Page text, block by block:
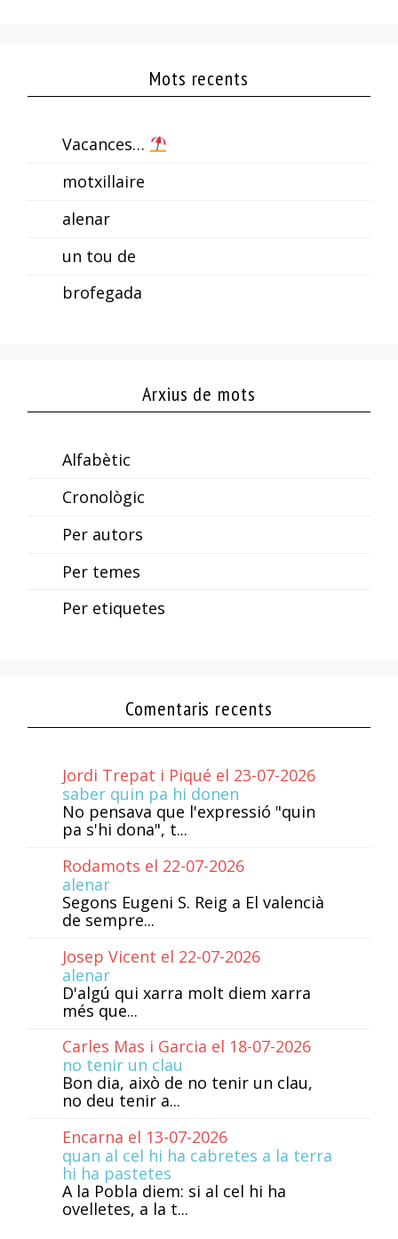
Mots recents
Vacances…
motxillaire
alenar
un tou de
brofegada
Arxius de mots
Alfabètic
Cronològic
Per autors
Per temes
Per etiquetes
Comentaris recents
Jordi Trepat i Piqué el 23-07-2026
saber quin pa hi donen
No pensava que l'expressió "quin
pa s'hi dona", t...
Rodamots el 22-07-2026
alenar
Segons Eugeni S. Reig a El valencià
de sempre...
Josep Vicent el 22-07-2026
alenar
D'algú qui xarra molt diem xarra
més que...
Carles Mas i Garcia el 18-07-2026
no tenir un clau
Bon dia, això de no tenir un clau,
no deu tenir a...
Encarna el 13-07-2026
quan al cel hi ha cabretes a la terra
hi ha pastetes
A la Pobla diem: si al cel hi ha
ovelletes, a la t...